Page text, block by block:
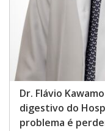
Dr. Flávio
digestivo do
problema é